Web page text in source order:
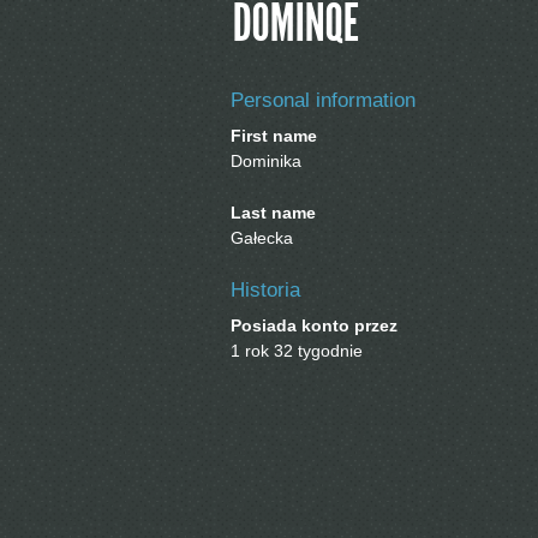
DOMINQE
Personal information
First name
Dominika
Last name
Gałecka
Historia
Posiada konto przez
1 rok 32 tygodnie